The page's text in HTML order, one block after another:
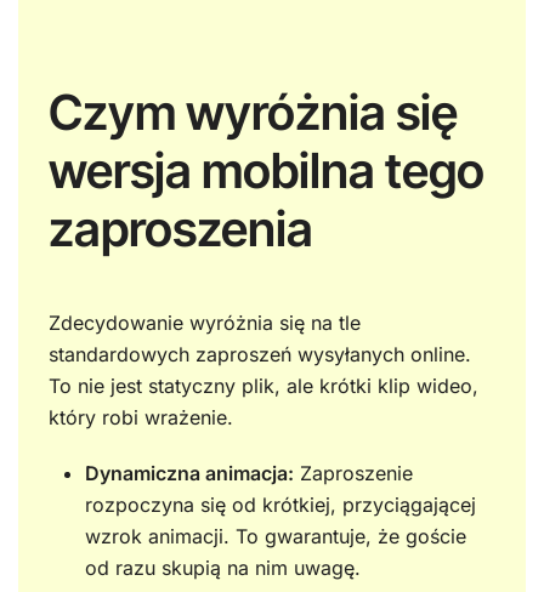
Czym wyróżnia się
wersja mobilna tego
zaproszenia
Zdecydowanie wyróżnia się na tle
standardowych zaproszeń wysyłanych online.
To nie jest statyczny plik, ale krótki klip wideo,
który robi wrażenie.
Dynamiczna animacja: Zaproszenie
rozpoczyna się od krótkiej, przyciągającej
wzrok animacji. To gwarantuje, że goście
od razu skupią na nim uwagę.